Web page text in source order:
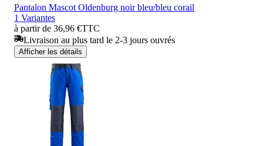
Pantalon Mascot Oldenburg noir bleu/bleu corail
1 Variantes
à partir de 36,96 €TTC
Livraison au plus tard le 2-3 jours ouvrés
Afficher les détails